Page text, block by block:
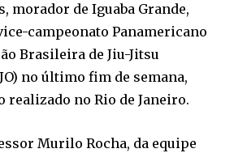
morador de Iguaba Grande,
campeonato Panamericano
Brasileira de Jiu-Jitsu
no último fim de semana,
realizado no Rio de Janeiro.
Murilo Rocha, da equipe